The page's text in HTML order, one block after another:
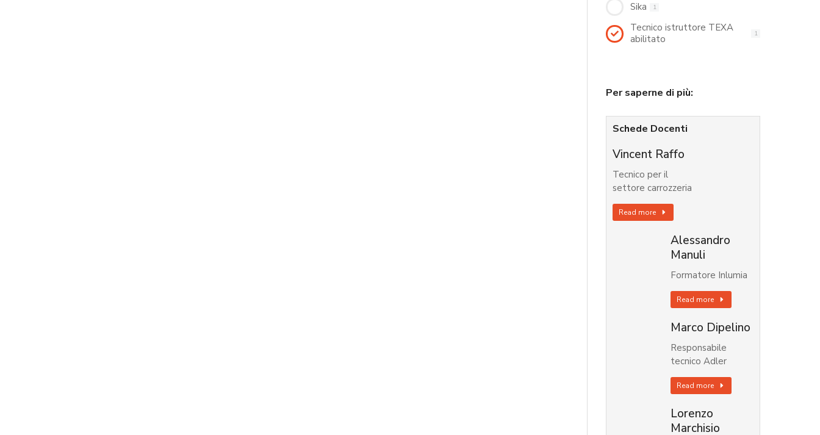
Sika 1
Tecnico istruttore TEXA
abilitato
1
Per saperne di più:
Schede Docenti
Vincent Raffo
Tecnico per il
settore carrozzeria
Read more
Alessandro
Manuli
Formatore Inlumia
Read more
Marco Dipelino
Responsabile
tecnico Adler
Read more
Lorenzo
Marchisio